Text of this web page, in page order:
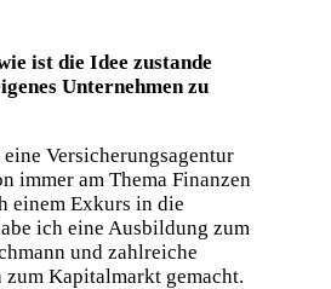
ist die Idee zustande
Unternehmen zu
Versicherungsagentur
immer am Thema Finanzen
einem Exkurs in die
ich eine Ausbildung zum
und zahlreiche
Kapitalmarkt gemacht.